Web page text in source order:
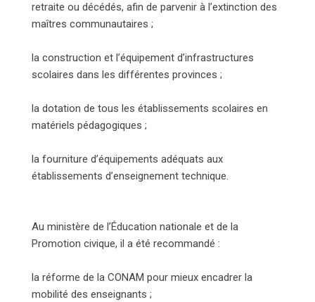
retraite ou décédés, afin de parvenir à l’extinction des
maîtres communautaires ;
la construction et l’équipement d’infrastructures
scolaires dans les différentes provinces ;
la dotation de tous les établissements scolaires en
matériels pédagogiques ;
la fourniture d’équipements adéquats aux
établissements d’enseignement technique.
Au ministère de l’Éducation nationale et de la
Promotion civique, il a été recommandé :
la réforme de la CONAM pour mieux encadrer la
mobilité des enseignants ;